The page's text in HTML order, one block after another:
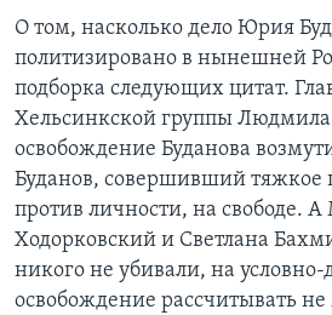
О том, насколько дело Юрия
политизировано в нынешней
подборка следующих цитат.
Хельсинкской группы Людмила
освобождение Буданова
Буданов, совершивший тяжкое
против личности, на свободе.
Ходорковский и Светлана
никого не убивали, на условно-
освобождение рассчитывать не